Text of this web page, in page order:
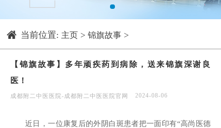
1
当前位置: 主页 > 锦旗故事 >
【锦旗故事】多年顽疾药到病除，送来锦旗深谢良
医！
成都附二中医医院-成都附二中医医院官网 2024-08-06
近日，一位康复后的外阴白斑患者把一面印有“高尚医德